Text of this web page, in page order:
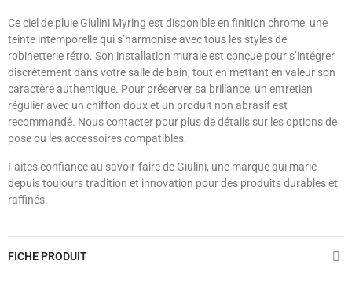
Ce ciel de pluie Giulini Myring est disponible en finition chrome, une
teinte intemporelle qui s’harmonise avec tous les styles de
robinetterie rétro. Son installation murale est conçue pour s’intégrer
discrètement dans votre salle de bain, tout en mettant en valeur son
caractère authentique. Pour préserver sa brillance, un entretien
régulier avec un chiffon doux et un produit non abrasif est
recommandé. Nous contacter pour plus de détails sur les options de
pose ou les accessoires compatibles.
Faites confiance au savoir-faire de Giulini, une marque qui marie
depuis toujours tradition et innovation pour des produits durables et
raffinés.
FICHE PRODUIT